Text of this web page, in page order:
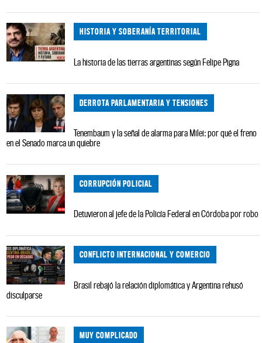
HISTORIA Y SOBERANÍA TERRITORIAL
La historia de las tierras argentinas según Felipe Pigna
DERROTA PARLAMENTARIA Y TENSIONES
Tenembaum y la señal de alarma para Milei: por qué el freno
en el Senado marca un quiebre
CORRUPCIÓN POLICIAL
Detuvieron al jefe de la Policía Federal en Córdoba por robo
CONFLICTO INTERNACIONAL Y COMERCIO
Brasil rebajó la relación diplomática y Argentina rehusó
disculparse
MUY COMPLICADO